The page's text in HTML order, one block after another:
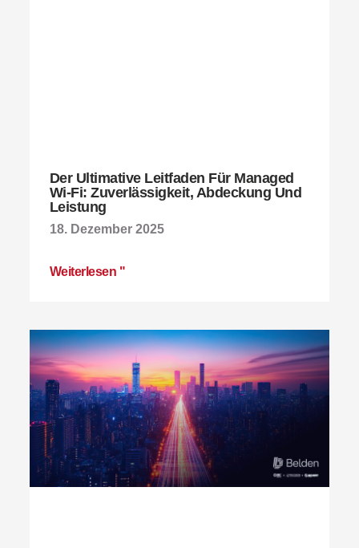
Der Ultimative Leitfaden Für Managed
Wi-Fi: Zuverlässigkeit, Abdeckung Und
Leistung
18. Dezember 2025
Weiterlesen "